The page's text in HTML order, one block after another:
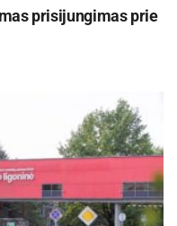
prisijungimas prie